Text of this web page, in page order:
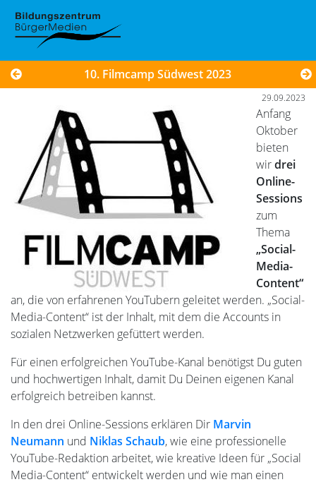
10. Filmcamp Südwest 2023
29.09.2023
Anfang
Oktober
bieten
wirdrei
Online-
Sessions
zum
Thema
„Social-
Media-
Content“
an, die von erfahrenen YouTubern geleitet werden. „Social-
Media-Content“ ist der Inhalt, mit dem die Accounts in
sozialen Netzwerken gefüttert werden.
Für einen erfolgreichen YouTube-Kanal benötigst Du guten
und hochwertigen Inhalt, damit Du Deinen eigenen Kanal
erfolgreich betreiben kannst.
In den drei Online-Sessions erklären Dir Marvin
Neumann und Niklas Schaub, wie eine professionelle
YouTube-Redaktion arbeitet, wie kreative Ideen für „Social
Media-Content“ entwickelt werden und wie man einen